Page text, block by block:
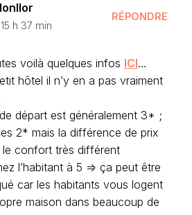
h 37 min
RÉPONDRE
voilà quelques infos ICI…
hôtel il n’y en a pas vraiment
départ est généralement 3* ;
2* mais la différence de prix
confort très différent
l’habitant à 5 => ça peut être
car les habitants vous logent
maison dans beaucoup de